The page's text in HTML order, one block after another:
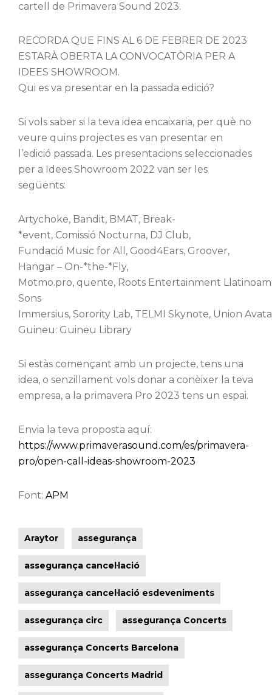
cartell de Primavera Sound 2023.
RECORDA QUE FINS AL 6 DE FEBRER DE 2023
ESTARÀ OBERTA LA CONVOCATÒRIA PER A
IDEES SHOWROOM.
Qui es va presentar en la passada edició?
Si vols saber si la teva idea encaixaria, per què no
veure quins projectes es van presentar en
l’edició passada. Les presentacions seleccionades
per a Idees Showroom 2022 van ser les
següents:
Artychoke, Bandit, BMAT, Break-
*event, Comissió Nocturna, DJ Club,
Fundació Music for All, Good4Ears, Groover,
Hangar – On-*the-*Fly,
Motmo.pro, quente, Roots Entertainment
Sons
Immersius, Sorority Lab, TELMI Skynote, Union
Guineu: Guineu Library
Si estàs començant amb un projecte, tens una
idea, o senzillament vols donar a conèixer la teva
empresa, a la primavera Pro 2023 tens un espai.
Envia la teva proposta aquí:
https://www.primaverasound.com/es/primavera-
pro/open-call-ideas-showroom-2023
Font: APM
Araytor assegurança
assegurança cancel·lació
assegurança cancel·lació esdeveniments
assegurança circ assegurança Concerts
assegurança Concerts Barcelona
assegurança Concerts Madrid